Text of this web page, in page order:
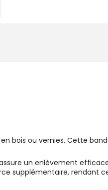
bois ou vernies. Cette
un enlèvement
supplémentaire, rendant